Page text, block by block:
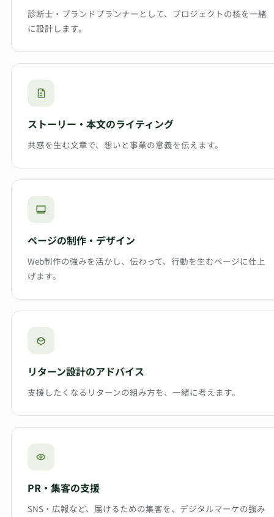
診断士・ブランドプランナーとして、プロジェクトの核を一緒
に設計します。
ストーリー・本文のライティング
共感を生む文章で、想いと事業の意義を伝えます。
ページの制作・デザイン
Web制作の強みを活かし、伝わって、行動を生むページに仕上
げます。
リターン設計のアドバイス
支援したくなるリターンの組み方を、一緒に考えます。
PR・集客の支援
SNS・広報など、届けるための集客を、デジタルマーケの強み